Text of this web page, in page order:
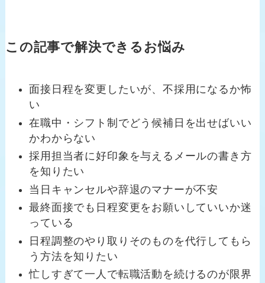
この記事で解決できるお悩み
面接日程を変更したいが、不採用になるか怖
い
在職中・シフト制でどう候補日を出せばいい
かわからない
採用担当者に好印象を与えるメールの書き方
を知りたい
当日キャンセルや辞退のマナーが不安
最終面接でも日程変更をお願いしていいか迷
っている
日程調整のやり取りそのものを代行してもら
う方法を知りたい
忙しすぎて一人で転職活動を続けるのが限界